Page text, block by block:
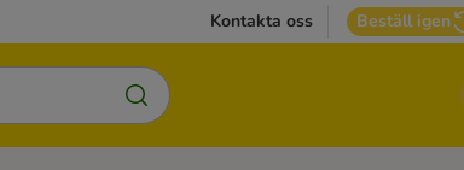
Kontakta oss Beställ igen